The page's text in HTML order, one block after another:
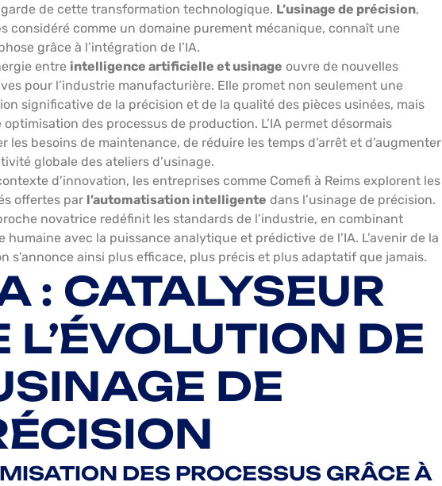
garde de cette transformation technologique. L’usinage de précision,
considéré comme un domaine purement mécanique, connaît une
grâce à l’intégration de l’IA.
entre intelligence artificielle et usinage ouvre de nouvelles
pour l’industrie manufacturière. Elle promet non seulement une
significative de la précision et de la qualité des pièces usinées, mais
optimisation des processus de production. L’IA permet désormais
les besoins de maintenance, de réduire les temps d’arrêt et d’augmenter
globale des ateliers d’usinage.
d’innovation, les entreprises comme Comefi à Reims explorent les
offertes par l’automatisation intelligente dans l’usinage de précision.
novatrice redéfinit les standards de l’industrie, en combinant
humaine avec la puissance analytique et prédictive de l’IA. L’avenir de la
s’annonce ainsi plus efficace, plus précis et plus adaptatif que jamais.
: CATALYSEUR
L’ÉVOLUTION DE
DE
DES PROCESSUS GRÂCE À